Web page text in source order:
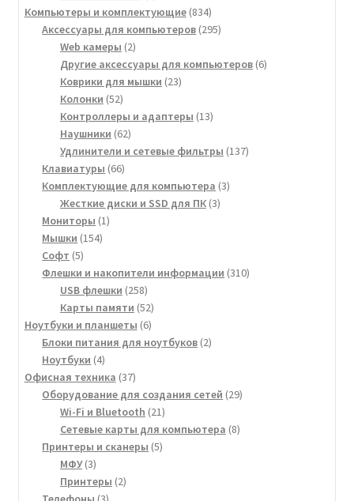
товара
Компьютеры и комплектующие 834834
товара
Аксессуары для компьютеров 295295
Web камеры 22
товара
Другие аксессуары для компьютеров 66
Коврики для мышки 2323
Колонки 5252
товара
Контроллеры и адаптеры 1313
Наушники 6262
товара
Удлинители и сетевые фильтры 137137
Клавиатуры 6666
товаров
Комплектующие для компьютера 33
Жесткие диски и SSD для ПК 33
Мониторы 11
Мышки 154154
Софт 55
товаров
Флешки и накопители информации 310310
USB флешки 258258
товаров
Карты памяти 5252
товара
Ноутбуки и планшеты 66
товаров
Блоки питания для ноутбуков 22
Ноутбуки 44
товара
Офисная техника 3737
товаров
Оборудование для создания сетей 2929
Wi-Fi и Bluetooth 2121
товар
Сетевые карты для компьютера 88
Принтеры и сканеры 55
МФУ 33
товара
Принтеры 22
3